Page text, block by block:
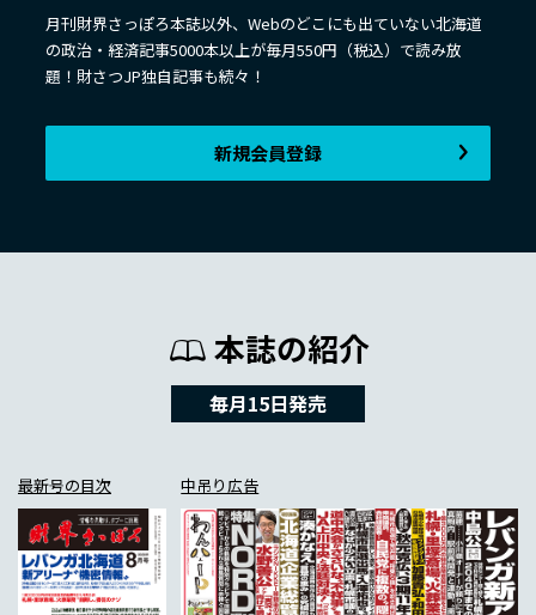
月刊財界さっぽろ本誌以外、Webのどこにも出ていない北海道
の政治・経済記事5000本以上が毎月550円（税込）で読み放
題！財さつJP独自記事も続々！
新規会員登録
本誌の紹介
毎月15日発売
最新号の目次 中吊り広告